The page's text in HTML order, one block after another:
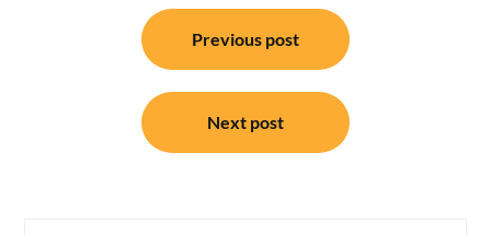
Previous post
Next post